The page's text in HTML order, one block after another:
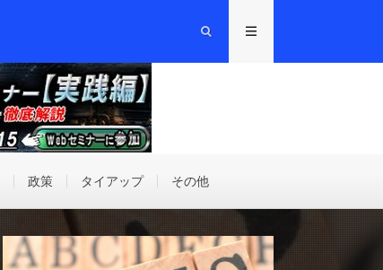
政策 タイアップ その他